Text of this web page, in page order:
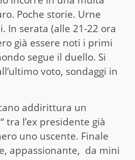
Poche storie. Urne
In serata (alle 21-22 ora
già essere noti i primi
segue il duello. Si
voto, sondaggi in
addirittura un
tra l’ex presidente già
uno uscente. Finale
appassionante, da mini